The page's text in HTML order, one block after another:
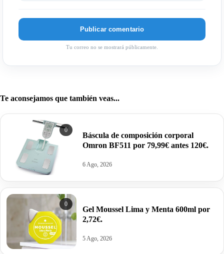
Tu correo no se mostrará públicamente.
Te aconsejamos que también veas...
0
Báscula de composición corporal
Omron BF511 por 79,99€ antes 120€.
6 Ago, 2026
0
Gel Moussel Lima y Menta 600ml por
2,72€.
5 Ago, 2026